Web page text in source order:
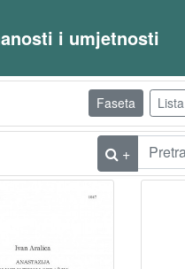
i umjetnosti
Faseta Lista
+